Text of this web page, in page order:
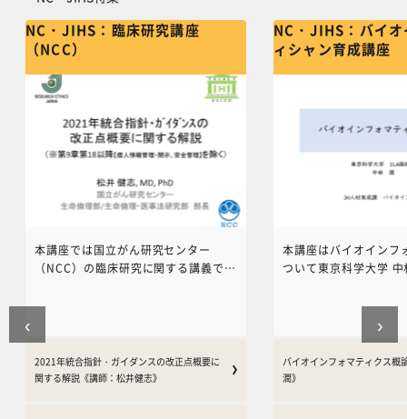
NC・JIHS：臨床研究講座
（NCC）
本講座では国立がん研究センター
（NCC）の臨床研究に関する講義で構
でなく、臨床研究の方法論やQMS、
者申出療養）、その他DCTやQMSな
どの最新のトピックスなどを公開して
いきます。
2021年統合指針・ガイダンスの改正点概要に
関する解説《講師：松井健志》
NC・JIHS：バイ
ィシャン育成講座
本講座はバイオインフ
ついて東京科学大学
ます。これらのコン
用していただければ幸
バイオインフォマティクス概
潤》
‹ ›